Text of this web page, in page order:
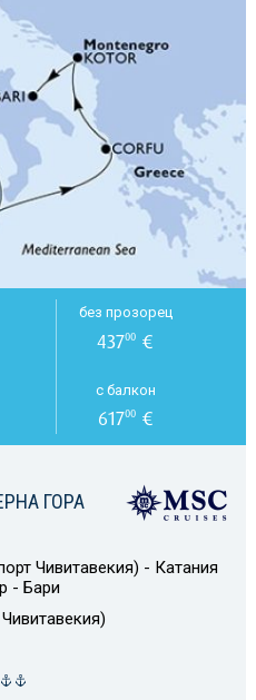
ГОРА
Чивитавекия) - Катания
- Бари
без прозорец
43700 €
с балкон
61700€